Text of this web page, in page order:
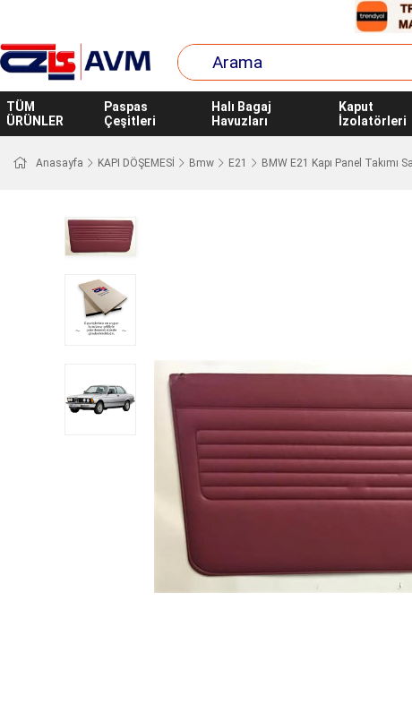
TÜM
ÜRÜNLER
Paspas
Çeşitleri
Halı Bagaj
Havuzları
Kaput
İzolatörleri
Anasayfa KAPI DÖŞEMESİ Bmw E21 BMW E21 Kapı Panel Takımı